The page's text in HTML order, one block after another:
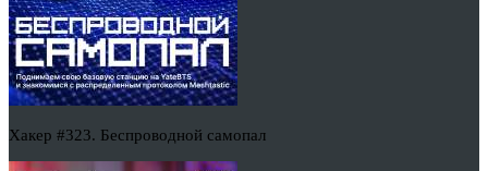
Хакер #323. Беспроводной самопал